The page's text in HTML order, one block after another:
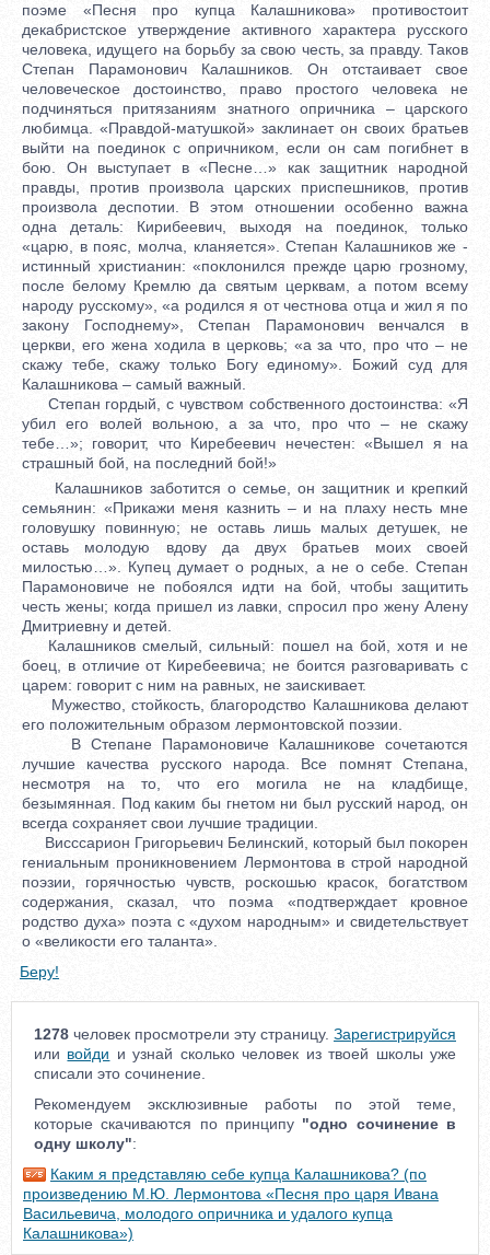
поэме «Песня про купца Калашникова» противостоит
декабристское утверждение активного характера русского
человека, идущего на борьбу за свою честь, за правду. Таков
Степан Парамонович Калашников. Он отстаивает свое
человеческое достоинство, право простого человека не
подчиняться притязаниям знатного опричника – царского
любимца. «Правдой-матушкой» заклинает он своих братьев
выйти на поединок с опричником, если он сам погибнет в
бою. Он выступает в «Песне…» как защитник народной
правды, против произвола царских приспешников, против
произвола деспотии. В этом отношении особенно важна
одна деталь: Кирибеевич, выходя на поединок, только
«царю, в пояс, молча, кланяется». Степан Калашников же -
истинный христианин: «поклонился прежде царю грозному,
после белому Кремлю да святым церквам, а потом всему
народу русскому», «а родился я от честнова отца и жил я по
закону Господнему», Степан Парамонович венчался в
церкви, его жена ходила в церковь; «а за что, про что – не
скажу тебе, скажу только Богу единому». Божий суд для
Калашникова – самый важный.
Степан гордый, с чувством собственного достоинства: «Я
убил его волей вольною, а за что, про что – не скажу
тебе…»; говорит, что Киребеевич нечестен: «Вышел я на
страшный бой, на последний бой!»
Калашников заботится о семье, он защитник и крепкий
семьянин: «Прикажи меня казнить – и на плаху несть мне
головушку повинную; не оставь лишь малых детушек, не
оставь молодую вдову да двух братьев моих своей
милостью…». Купец думает о родных, а не о себе. Степан
Парамоновиче не побоялся идти на бой, чтобы защитить
честь жены; когда пришел из лавки, спросил про жену Алену
Дмитриевну и детей.
Калашников смелый, сильный: пошел на бой, хотя и не
боец, в отличие от Киребеевича; не боится разговаривать с
царем: говорит с ним на равных, не заискивает.
Мужество, стойкость, благородство Калашникова делают
его положительным образом лермонтовской поэзии.
В Степане Парамоновиче Калашникове сочетаются
лучшие качества русского народа. Все помнят Степана,
несмотря на то, что его могила не на кладбище,
безымянная. Под каким бы гнетом ни был русский народ, он
всегда сохраняет свои лучшие традиции.
Висссарион Григорьевич Белинский, который был покорен
гениальным проникновением Лермонтова в строй народной
поэзии, горячностью чувств, роскошью красок, богатством
содержания, сказал, что поэма «подтверждает кровное
родство духа» поэта с «духом народным» и свидетельствует
о «великости его таланта».
Беру!
1278 человек просмотрели эту страницу. Зарегистрируйся
или войди и узнай сколько человек из твоей школы уже
списали это сочинение.
Рекомендуем эксклюзивные работы по этой теме,
которые скачиваются по принципу "одно сочинение в
одну школу":
Каким я представляю себе купца Калашникова? (по
произведению М.Ю. Лермонтова «Песня про царя Ивана
Васильевича, молодого опричника и удалого купца
Калашникова»)